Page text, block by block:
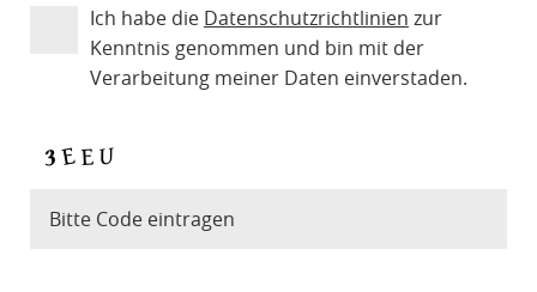
Ich habe die Datenschutzrichtlinien zur
Kenntnis genommen und bin mit der
Verarbeitung meiner Daten einverstaden.